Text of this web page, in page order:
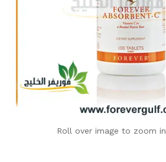
Roll over image to zoom in